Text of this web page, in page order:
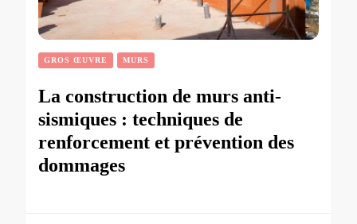
GROS ŒUVRE MURS
La construction de murs anti-
sismiques : techniques de
renforcement et prévention des
dommages